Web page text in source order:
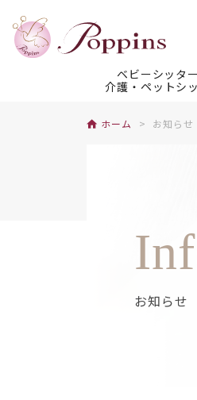
ベビーシッタ
介護・ペットシ
ホーム お知らせ
お知らせ